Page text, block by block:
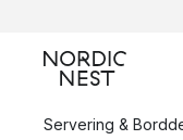
Servering &